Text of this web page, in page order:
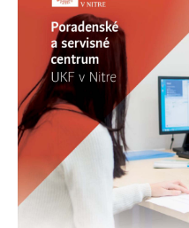
Študijné materiály
PROJEKTY
Zameranie výskumu
Aktuálne projekty
Realizované projekty
Mobility a pobyty
AKTIVITY